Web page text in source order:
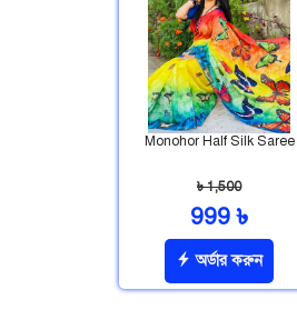
Monohor Half Silk Saree
৳ 1,500
999 ৳
অর্ডার করুন